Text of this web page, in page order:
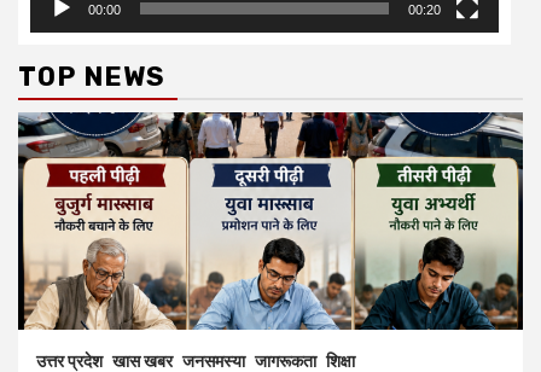
00:00 00:20
TOP NEWS
उत्तर प्रदेश खास खबर जनसमस्या जागरूकता शिक्षा